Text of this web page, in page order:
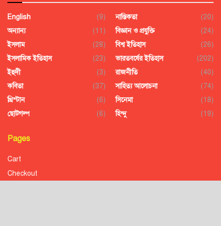
English
(9)
অন্যান্য
(11)
ইসলাম
(28)
ইসলামিক ইতিহাস
(23)
ইহুদী
(3)
কবিতা
(37)
খ্রিস্টান
(6)
ছোটগল্প
(6)
নাস্তিকতা
(20)
বিজ্ঞান ও প্রযুক্তি
(24)
বিশ্ব ইতিহাস
(26)
ভারতবর্ষের ইতিহাস
(202)
রাজনীতি
(40)
সাহিত্য আলোচনা
(74)
সিনেমা
(18)
হিন্দু
(19)
Pages
Cart
Checkout